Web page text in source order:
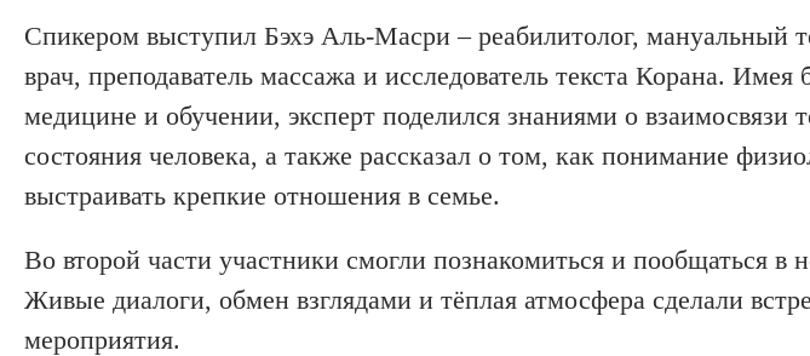
Спикером выступил Бэхэ Аль-Масри – реабилитолог, мануальный
врач, преподаватель массажа и исследователь текста Корана. Имея
медицине и обучении, эксперт поделился знаниями о взаимосвязи
состояния человека, а также рассказал о том, как понимание
выстраивать крепкие отношения в семье.
Во второй части участники смогли познакомиться и пообщаться в
Живые диалоги, обмен взглядами и тёплая атмосфера сделали
мероприятия.